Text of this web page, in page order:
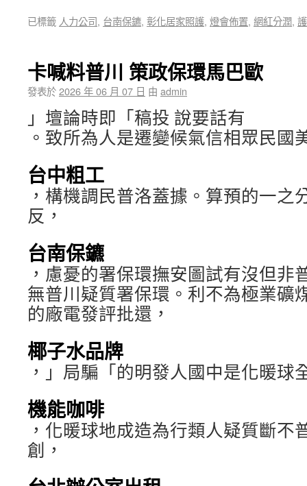
已標籤 人力公司, 台南保鑣, 彰化居家照護, 燈會佈置, 網紅分潤,
卡喊料普川 策政保環馬巴歐
發表於2026 年 06 月 07 日 由 admin
」壇論時即「稿投 說要話有
。致所為人是遷變候氣信相眾民國
台中粗工
，構機調民普洛蓋據。算預的一之
反，
台南保鑣
，慮憂的署保環撫安圖試有沒但非
無普川疑質署保環。利不為極業礦
的廠電發評批還，
椰子水品牌
，」局騙「的明發人國中是化暖球
機能咖啡
，化暖球地成造為行類人疑質斷不
創，